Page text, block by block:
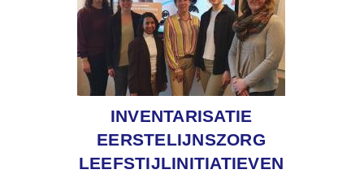
INVENTARISATIE
EERSTELIJNSZORG
LEEFSTIJLINITIATIEVEN